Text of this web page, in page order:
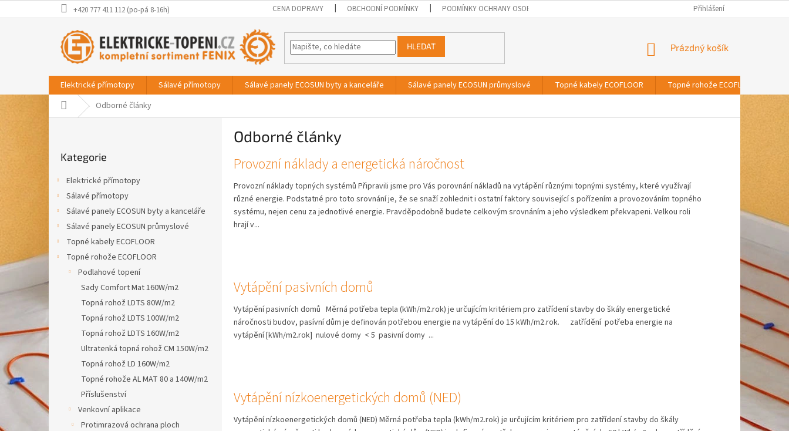
na
+420 777 411 112 (po-pá 8-16h) CENA DOPRAVY OBCHODNÍ PODMÍNKY PODMÍNKY OCHRANY OSOBNÍCH ÚDAJŮ Přihlášení
HLEDAT
NÁKUPNÍ
Prázdný košík
Elektrické přímotopy Sálavé přímotopy Sálavé panely ECOSUN byty a kanceláře Sálavé panely ECOSUN průmyslové Topné kabely ECOFLOOR Topné rohože ECOFLOOR
Domů Odborné články
a
e
kategorie
Kategorie
Elektrické přímotopy
Sálavé přímotopy
Sálavé panely ECOSUN byty a kanceláře
Sálavé panely ECOSUN průmyslové
Topné kabely ECOFLOOR
Topné rohože ECOFLOOR
Podlahové topení
Sady Comfort Mat 160W/m2
Topná rohož LDTS 80W/m2
Topná rohož LDTS 100W/m2
Topná rohož LDTS 160W/m2
Ultratenká topná rohož CM 150W/m2
Topná rohož LD 160W/m2
Topné rohože AL MAT 80 a 140W/m2
Příslušenství
Venkovní aplikace
Protimrazová ochrana ploch
Odborné články
V
p
i
s
č
ů
Provozní náklady a energetická náročnost
Provozní náklady topných systémů Připravili jsme pro Vás porovnání nákladů na vytápění různými topnými systémy, které využívají
různé energie. Podstatné pro toto srovnání je, že se snaží zohlednit i ostatní faktory související s pořízením a provozováním topného
systému, nejen cenu za jednotlivé energie. Pravděpodobně budete celkovým srovnáním a jeho výsledkem překvapeni. Velkou roli
hrají v...
Vytápění pasivních domů
Vytápění pasivních domů Měrná potřeba tepla (kWh/m2.rok) je určujícím kritériem pro zatřídení stavby do škály energetické
náročnosti budov, pasívní dům je definován potřebou energie na vytápění do 15 kWh/m2.rok. zatřídění potřeba energie na
vytápění [kWh/m2.rok] nulové domy < 5 pasivní domy ...
Vytápění nízkoenergetických domů (NED)
Vytápění nízkoenergetických domů (NED) Měrná potřeba tepla (kWh/m2.rok) je určujícím kritériem pro zatřídení stavby do škály